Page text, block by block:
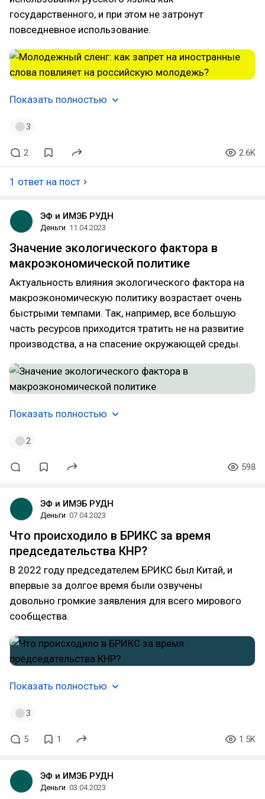
государственного, и при этом не затронут
повседневное использование.
Показать полностью
3
2 2.6K
1 ответ на пост
ЭФ и ИМЭБ РУДН
Деньги 11.04.2023
Значение экологического фактора в
макроэкономической политике
Актуальность влияния экологического фактора на
макроэкономическую политику возрастает очень
быстрыми темпами. Так, например, все большую
часть ресурсов приходится тратить не на развитие
производства, а на спасение окружающей среды.
Показать полностью
2
598
ЭФ и ИМЭБ РУДН
Деньги 07.04.2023
Что происходило в БРИКС за время
председательства КНР?
В 2022 году председателем БРИКС был Китай, и
впервые за долгое время были озвучены
довольно громкие заявления для всего мирового
сообщества.
Показать полностью
3
5 1 1.5K
ЭФ и ИМЭБ РУДН
Деньги 03.04.2023